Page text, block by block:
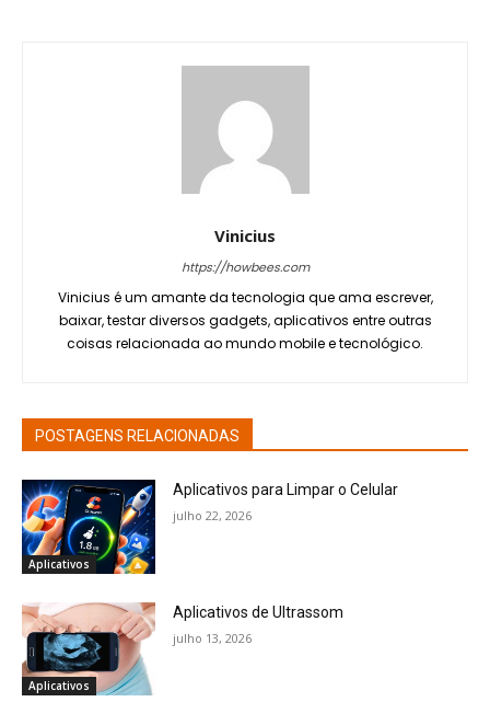
Vinicius
https://howbees.com
Vinicius é um amante da tecnologia que ama escrever,
baixar, testar diversos gadgets, aplicativos entre outras
coisas relacionada ao mundo mobile e tecnológico.
POSTAGENS RELACIONADAS
Aplicativos
Aplicativos para Limpar o Celular
julho 22, 2026
Aplicativos
Aplicativos de Ultrassom
julho 13, 2026